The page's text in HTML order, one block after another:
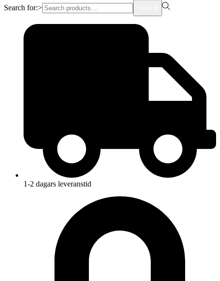
Search for:>
1-2 dagars leveranstid